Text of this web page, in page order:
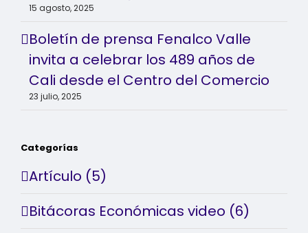
15 agosto, 2025
Boletín de prensa Fenalco Valle
invita a celebrar los 489 años de
Cali desde el Centro del Comercio
23 julio, 2025
Categorías
Artículo (5)
Bitácoras Económicas video (6)